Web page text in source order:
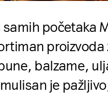
samih početaka
balzame,
je